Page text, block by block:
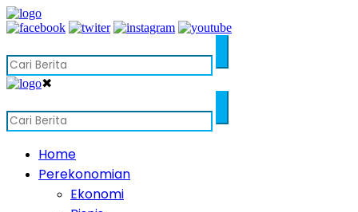
✖
Home
Perekonomian
Ekonomi